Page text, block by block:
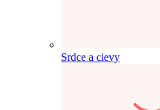
Srdce a cievy